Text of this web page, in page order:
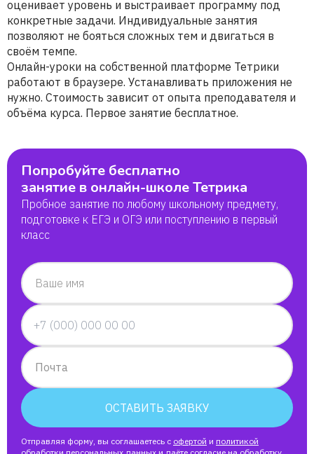
оценивает уровень и выстраивает программу под
конкретные задачи. Индивидуальные занятия
позволяют не бояться сложных тем и двигаться в
своём темпе.
Онлайн-уроки на собственной платформе Тетрики
работают в браузере. Устанавливать приложения не
нужно. Стоимость зависит от опыта преподавателя и
объёма курса. Первое занятие бесплатное.
Попробуйте бесплатно
занятие в онлайн-школе Тетрика
Пробное занятие по любому школьному предмету,
подготовке к ЕГЭ и ОГЭ или поступлению в первый
класс
Ваше имя
Почта
ОСТАВИТЬ ЗАЯВКУ
Отправляя форму, вы соглашаетесь с офертой и политикой